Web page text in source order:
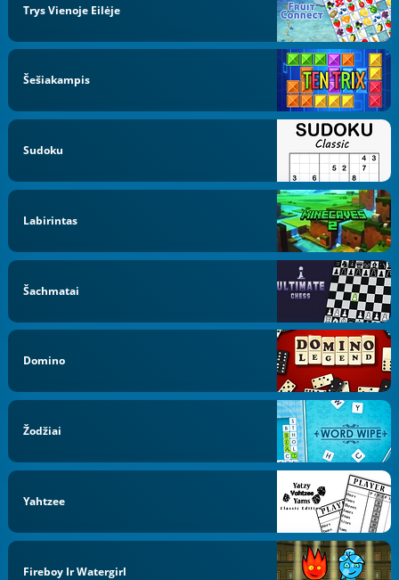
Trys Vienoje Eilėje
Šešiakampis
Sudoku
Labirintas
Šachmatai
Domino
Žodžiai
Yahtzee
Fireboy Ir Watergirl